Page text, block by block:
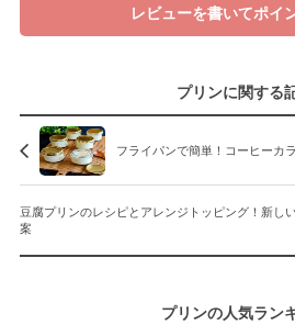
レビューを書いてポイ
プリンに関する
フライパンで簡単！コーヒーカ
豆腐プリンのレシピとアレンジトッピング！新し
案
プリンの人気ラン